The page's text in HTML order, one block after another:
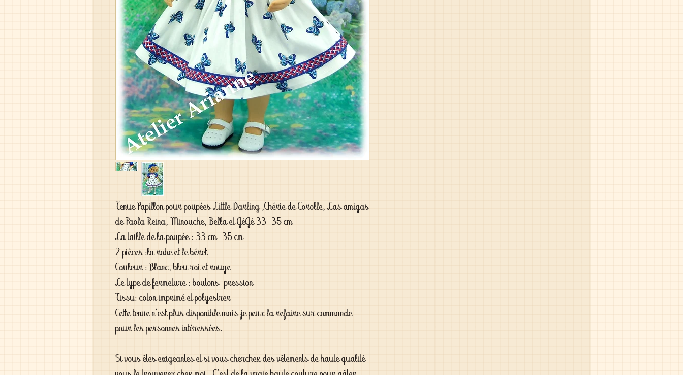
Tenue Papillon pour poupées Little Darling ,Chérie de Corolle, Las amigas
de Paola Reina, Minouche, Bella et GéGé 33-35 cm
La taille de la poupée : 33 cm-35 cm
2 pièces :la robe et le béret
Couleur : Blanc, bleu roi et rouge
Le type de fermeture : boutons-pression
Tissu: coton imprimé et polyestrer
Cette tenue n'est plus disponible mais je peux la refaire sur commande
pour les personnes intéressées.
Si vous êtes exigeantes et si vous cherchez des vêtements de haute qualité